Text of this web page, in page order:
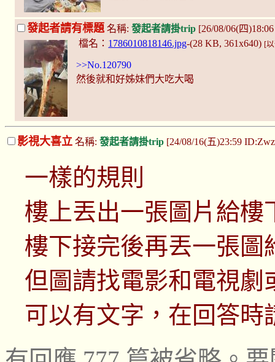
發起者請有標題 名稱: 發起者請掛trip [26/08/06(四
檔名： 1786010818146.jpg-(28 KB, 361x640) [
>>No.120790
然後就和好姊妹們大吃大喝
影視大喜立 名稱: 發起者請掛trip [24/08/16(五)23:59
一樣的規則
樓上丟出一張圖片給樓
樓下接完後再丟一張圖
但圖請找電影和電視劇
可以有文字，在回答時